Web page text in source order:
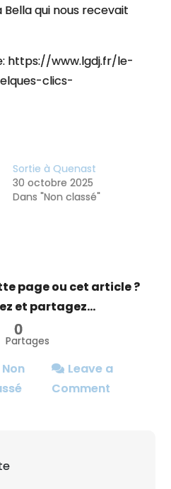
Bella qui nous recevait
https://www.lgdj.fr/le-
clics-
Sortie à Quenast
30 octobre 2025
Dans "Non classé"
page ou cet article ?
et partagez...
0
Partages
Non
Leave a
Comment